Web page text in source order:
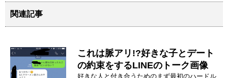
関連記事
これは脈アリ!?好きな子とデート
の約束をするLINEのトーク画像
好きな人と付き合うためのまず最初のハードル